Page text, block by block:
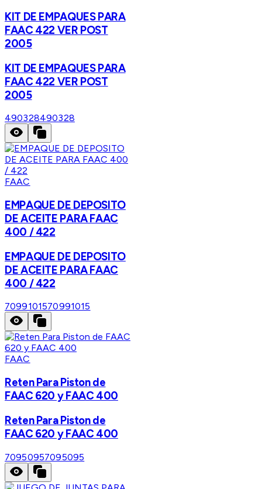
KIT DE EMPAQUES PARA
FAAC 422 VER POST
2005
KIT DE EMPAQUES PARA
FAAC 422 VER POST
2005
490328490328
FAAC
EMPAQUE DE DEPOSITO
DE ACEITE PARA FAAC
400 / 422
EMPAQUE DE DEPOSITO
DE ACEITE PARA FAAC
400 / 422
7099101570991015
FAAC
Reten Para Piston de
FAAC 620 y FAAC 400
Reten Para Piston de
FAAC 620 y FAAC 400
70950957095095